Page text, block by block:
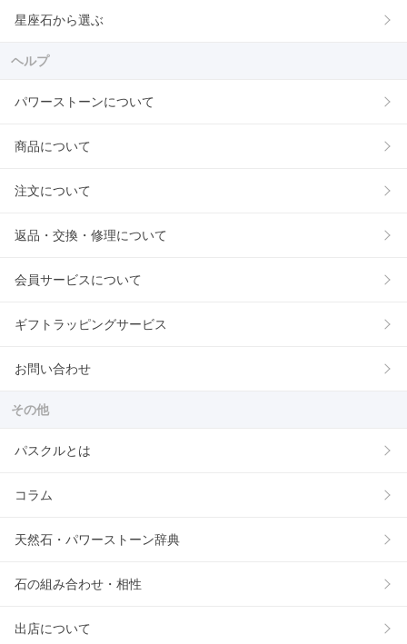
星座石から選ぶ
ヘルプ
パワーストーンについて
商品について
注文について
返品・交換・修理について
会員サービスについて
ギフトラッピングサービス
お問い合わせ
その他
パスクルとは
コラム
天然石・パワーストーン辞典
石の組み合わせ・相性
出店について